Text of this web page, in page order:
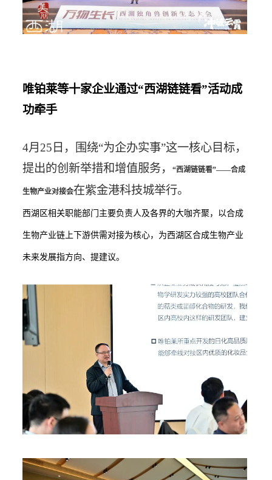
唯铂莱等十家企业通过“西湖链链看”活动成
功牵手
4月25日，围绕“为企办实事”这一核心目标，
提出的创新举措和增值服务，“西湖链链看”——合成
生物产业对接会在紫金港科技城举行。
西湖区相关职能部门主要负责人及各界的大咖齐聚，以合成
生物产业链上下游供需对接为核心，为西湖区合成生物产业
未来发展指方向、提建议。